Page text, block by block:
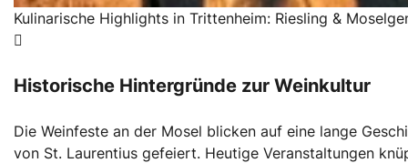
Kulinarische Highlights in Trittenheim: Riesling &
Historische Hintergründe zur Weinkultur
Die Weinfeste an der Mosel blicken auf eine lange
von St. Laurentius gefeiert. Heutige Veranstaltungen